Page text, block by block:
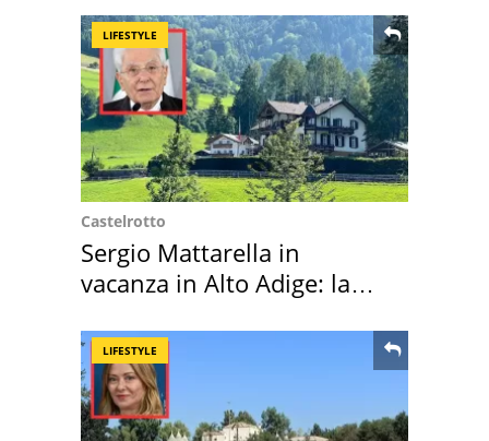
LIFESTYLE
Castelrotto
Sergio Mattarella in
vacanza in Alto Adige: la
LIFESTYLE